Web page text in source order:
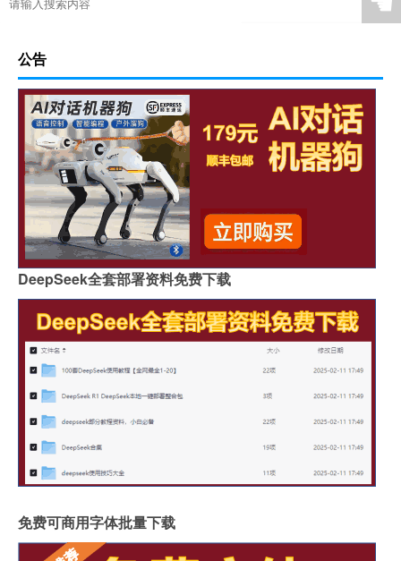
公告
DeepSeek全套部署资料免费下载
免费可商用字体批量下载